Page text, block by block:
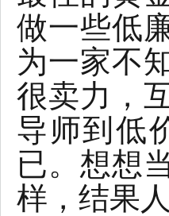
做一些低
为一家不
很卖力，
导师到低
已。想想
样，结果